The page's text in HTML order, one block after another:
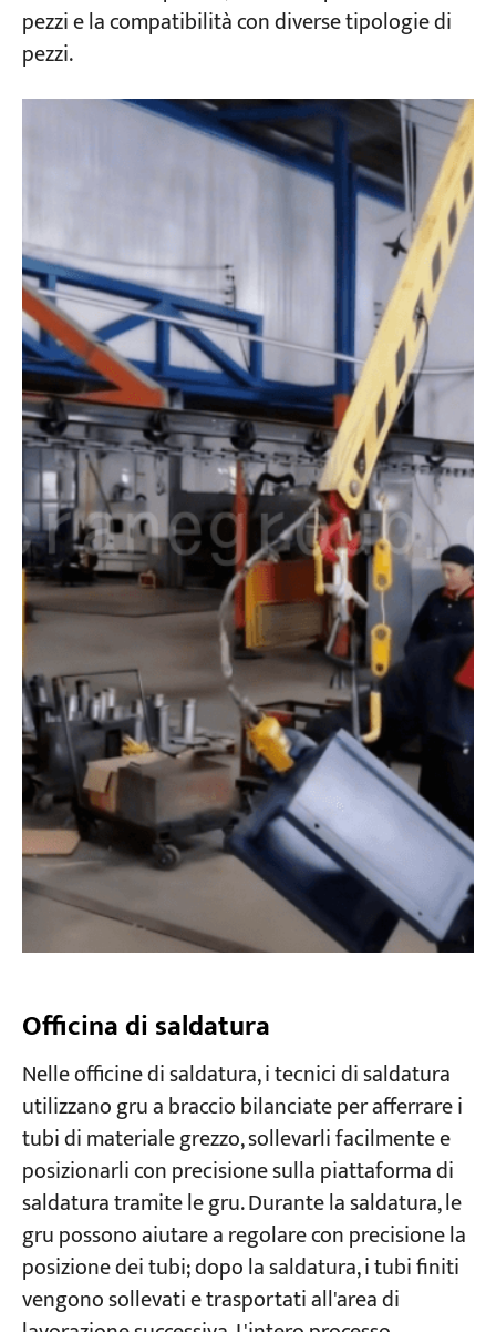
pezzi e la compatibilità con diverse tipologie di
pezzi.
Officina di saldatura
Nelle officine di saldatura, i tecnici di saldatura
utilizzano gru a braccio bilanciate per afferrare i
tubi di materiale grezzo, sollevarli facilmente e
posizionarli con precisione sulla piattaforma di
saldatura tramite le gru. Durante la saldatura, le
gru possono aiutare a regolare con precisione la
posizione dei tubi; dopo la saldatura, i tubi finiti
vengono sollevati e trasportati all'area di